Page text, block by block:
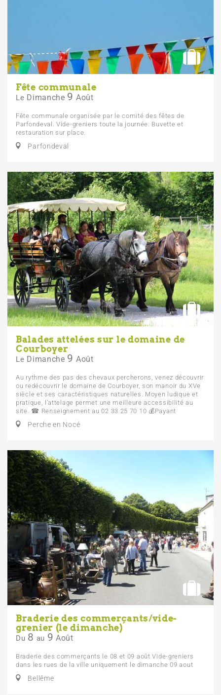
Fête communale
Le Dimanche 9 Août
Fête communale organisée par le comité des fêtes de
Parfondeval. Vide-greniers toute la journée. Buvette et
restauration sur place.
Parfondeval
Balades attelées sur le domaine de
Courboyer
Le Dimanche 9 Août
Au rythme des pas des chevaux percherons, venez découvrir
ou redécouvrir le domaine de Courboyer, son manoir du XVe
siècle et ses caractéristiques naturelles. Moyen ludique et
pratique, l’attelage permet une meilleure accessibilité au
site. ☎ Renseignement au 02 33 25 70 10 💰 Payant
Perche en Nocé
Braderie des commerçants/vide-
grenier (le dimanche)
Du 8 au 9 Août
Braderie des commerçants le 08 et 09 août Vide-greniers
dans les rues de la ville uniquement le dimanche 09 aout
Bellême